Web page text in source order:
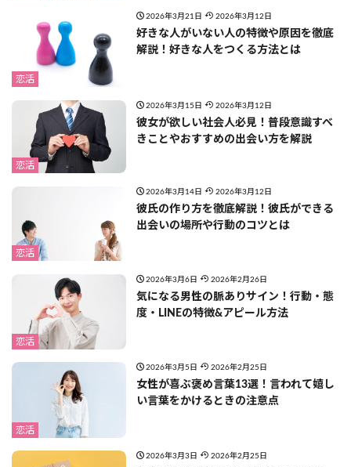
恋活
2026年3月21日 2026年3月12日
好きな人がいない人の特徴や原因を徹底
解説！好きな人をつくる方法とは
恋活
2026年3月15日 2026年3月12日
彼女が欲しい社会人必見！普段意識すべ
きことやおすすめの出会い方を解説
恋活
2026年3月14日 2026年3月12日
彼氏の作り方を徹底解説！彼氏ができる
出会いの場所や行動のコツとは
恋活
2026年3月6日 2026年2月26日
気になる男性の脈ありサイン！行動・態
度・LINEの特徴&アピール方法
恋活
2026年3月5日 2026年2月25日
女性が喜ぶ褒め言葉13選！言われて嬉し
い言葉をかけるときの注意点
2026年3月3日 2026年2月25日